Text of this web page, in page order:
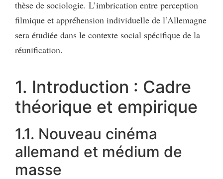
thèse de sociologie. L’imbrication entre perception
filmique et appréhension individuelle de l’Allemagne
sera étudiée dans le contexte social spécifique de la
réunification.
1. Introduction : Cadre
théorique et empirique
1.1. Nouveau cinéma
allemand et médium de
masse